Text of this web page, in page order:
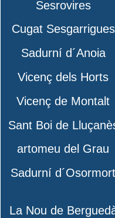
Sesrovires
Cugat Sesgarrigues
Sadurní d´Anoia
Vicenç dels Horts
Vicenç de Montalt
Sant Boi de
artomeu del Grau
Sadurní d´Osormort
La Nou de